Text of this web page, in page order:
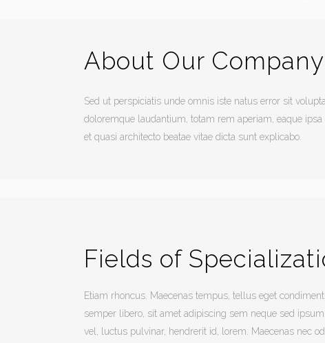
About Our Company
Sed ut perspiciatis unde omnis iste natus error sit
doloremque laudantium, totam rem aperiam, eaque
et quasi architecto beatae vitae dicta sunt explicabo.
Fields of
Etiam rhoncus. Maecenas tempus, tellus eget
semper libero, sit amet adipiscing sem neque sed
vel, luctus pulvinar, hendrerit id, lorem. Maecenas nec